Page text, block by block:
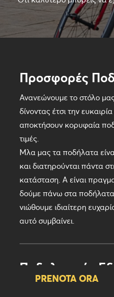
PRENOTA ORA
Προσφορές
Ανανεώνουμε το στόλο
δίνοντας έτσι την
αποκτήσουν κορυφαία
τιμές.
Μλα μας τα ποδήλατα
και διατηρούνται πάντα
κατάσταση. Α είναι
δούμε πάνω στα
νιώθουμε ιδιαίτερη
αυτό συμβαίνει.
Ποδηλατικός
Μας αρέσει το οτιδήποτε